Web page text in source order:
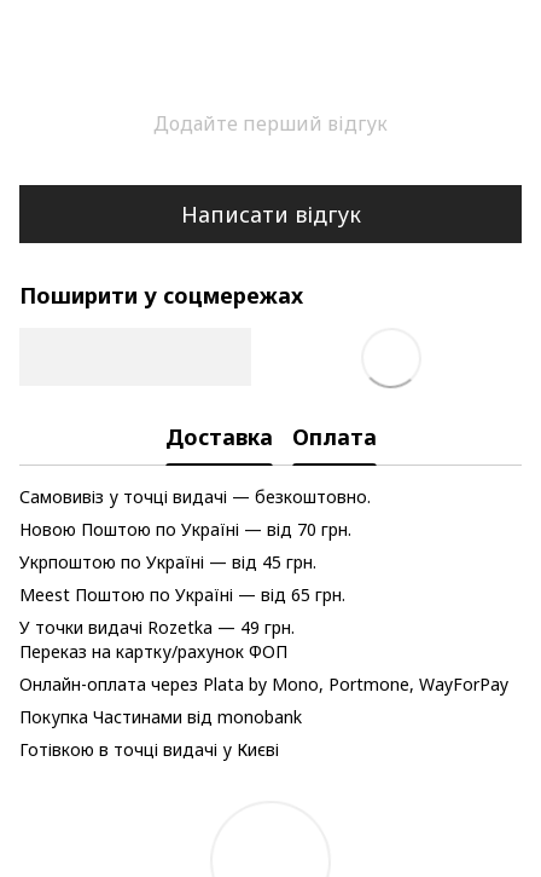
Додайте перший відгук
Написати відгук
Поширити у соцмережах
Доставка Оплата
Самовивіз у точці видачі — безкоштовно.
Новою Поштою по Україні — від 70 грн.
Укрпоштою по Україні — від 45 грн.
Meest Поштою по Україні — від 65 грн.
У точки видачі Rozetka — 49 грн.
Переказ на картку/рахунок ФОП
Онлайн-оплата через Plata by Mono, Portmone, WayForPay
Покупка Частинами від monobank
Готівкою в точці видачі у Києві